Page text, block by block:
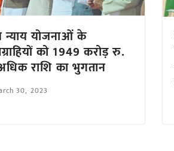
न्याय योजनाओं के
को 1949 करोड़ रु.
राशि का भुगतान
30, 2023